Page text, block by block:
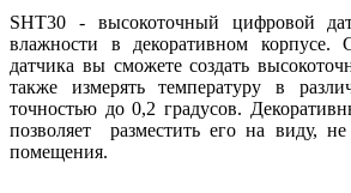
SHT30 - высокоточный цифровой
влажности в декоративном
датчика вы сможете создать
также измерять температуру в
точностью до 0,2 градусов.
позволяет разместить его на виду,
помещения.